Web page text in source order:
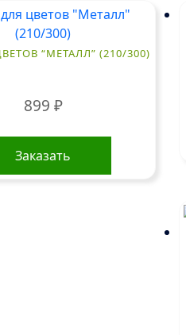
“МЕТАЛЛ” (210/300)
899 ₽
Заказать